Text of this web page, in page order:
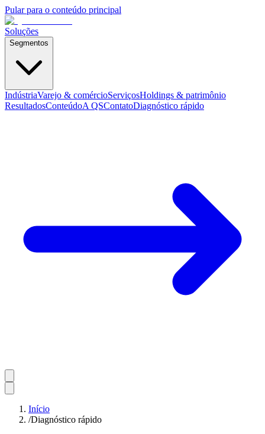
Pular para o conteúdo principal
Soluções
Segmentos
IndústriaVarejo & comércioServiçosHoldings & patrimônio
ResultadosConteúdoA QSContatoDiagnóstico rápido
Início
/Diagnóstico rápido